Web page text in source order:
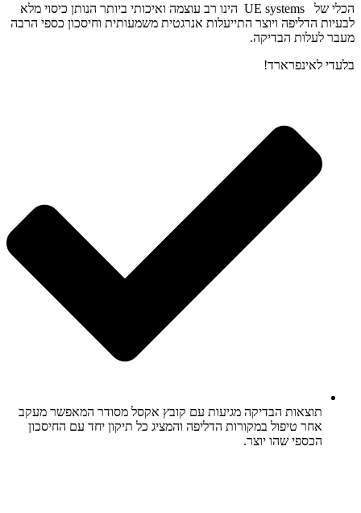
הכלי של UE systems הינו רב עוצמה ואיכותי ביותר הנותן כיסוי מלא
לבעיות הדליפה ויוצר התייעלות אנרגטית משמעותית וחיסכון כספי הרבה
מעבר לעלות הבדיקה.
בלעדי לאינפרארד!
תוצאות הבדיקה מגיעות עם קובץ אקסל מסודר המאפשר מעקב
אחר טיפול במקורות הדליפה והמציג כל תיקון יחד עם החיסכון
הכספי שהו יוצר.